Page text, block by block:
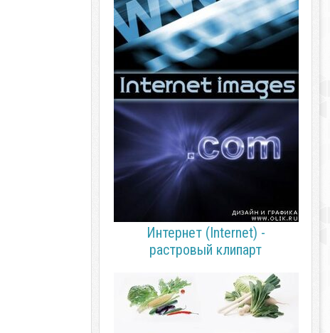
Интернет (Internet) -
растровый клипарт